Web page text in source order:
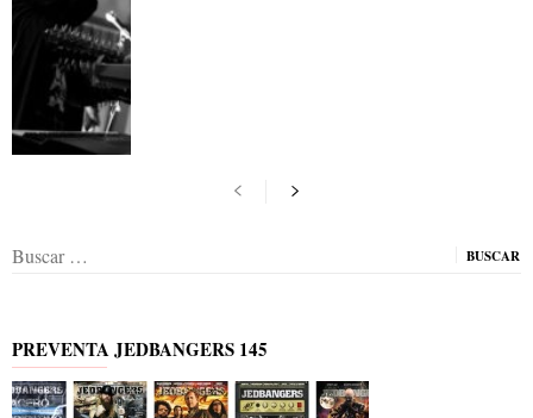
Buscar:
PREVENTA JEDBANGERS 145